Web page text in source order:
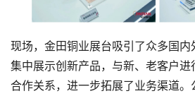
现场，金田铜业展台吸引了众多国
集中展示创新产品，与新、老客户
合作关系，进一步拓展了业务渠道。